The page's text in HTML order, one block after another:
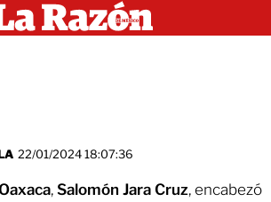
22/01/2024 18:07:36
, Salomón Jara Cruz, encabezó